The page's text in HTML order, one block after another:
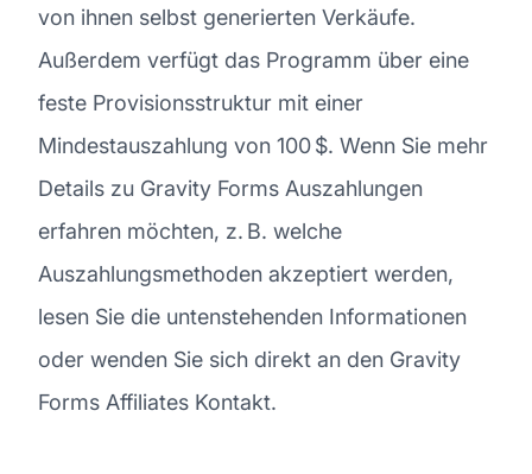
von ihnen selbst generierten Verkäufe.
Außerdem verfügt das Programm über eine
feste Provisionsstruktur mit einer
Mindestauszahlung von 100 $. Wenn Sie mehr
Details zu Gravity Forms Auszahlungen
erfahren möchten, z. B. welche
Auszahlungsmethoden akzeptiert werden,
lesen Sie die untenstehenden Informationen
oder wenden Sie sich direkt an den Gravity
Forms Affiliates Kontakt.